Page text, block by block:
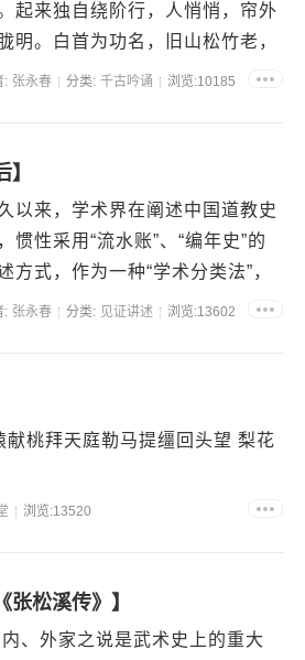
起来独自绕阶行，人悄悄，帘外
明。白首为功名，旧山松竹老，
程。欲将心事付瑶琴，知音少，
: 张永春 分类: 千古吟诵 浏览:10185
以来，学术界在阐述中国道教史
惯性采用“流水账”、“编年史”的
方式，作为一种“学术分类法”，
利，不用言说，突出表现在：源
: 张永春 分类: 见证讲述 浏览:13602
献桃拜天庭勒马提缰回头望 梨花
浏览:13520
张松溪传》】
、外家之说是武术史上的重大